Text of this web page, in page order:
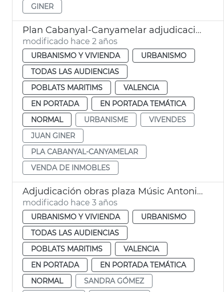
GINER
Plan Cabanyal-Canyamelar adjudicación 14 inmuebles
modificado hace 2 años
URBANISMO Y VIVIENDA
URBANISMO
TODAS LAS AUDIENCIAS
POBLATS MARITIMS
VALENCIA
EN PORTADA
EN PORTADA TEMÁTICA
NORMAL
URBANISME
VIVENDES
JUAN GINER
PLA CABANYAL-CANYAMELAR
VENDA DE INMOBLES
Adjudicación obras plaza Músic Antoni Eiximeno
modificado hace 3 años
URBANISMO Y VIVIENDA
URBANISMO
TODAS LAS AUDIENCIAS
POBLATS MARITIMS
VALENCIA
EN PORTADA
EN PORTADA TEMÁTICA
NORMAL
SANDRA GÓMEZ